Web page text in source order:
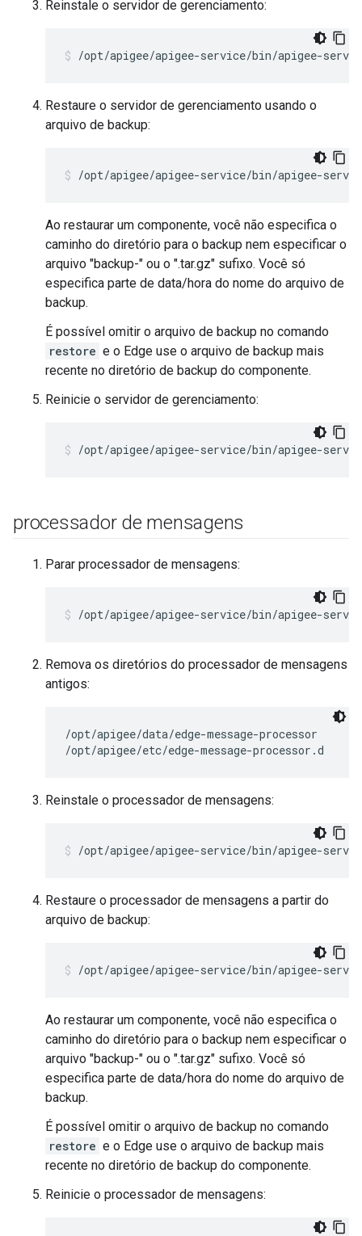
Reinstale o servidor de gerenciamento:
/opt/apigee/apigee-service/bin/apigee-
Restaure o servidor de gerenciamento usando o
arquivo de backup:
/opt/apigee/apigee-service/bin/apigee-
Ao restaurar um componente, você não especifica o
caminho do diretório para o backup nem especificar o
arquivo "backup-" ou o ".tar.gz" sufixo. Você só
especifica parte de data/hora do nome do arquivo de
backup.
É possível omitir o arquivo de backup no comando
restore e o Edge use o arquivo de backup mais
recente no diretório de backup do componente.
Reinicie o servidor de gerenciamento:
/opt/apigee/apigee-service/bin/apigee-
processador de mensagens
Parar processador de mensagens:
/opt/apigee/apigee-service/bin/apigee-
Remova os diretórios do processador de mensagens
antigos:
/opt/apigee/data/edge-message-processor
/opt/apigee/etc/edge-message-processor.d
Reinstale o processador de mensagens:
/opt/apigee/apigee-service/bin/apigee-
Restaure o processador de mensagens a partir do
arquivo de backup:
/opt/apigee/apigee-service/bin/apigee-
Ao restaurar um componente, você não especifica o
caminho do diretório para o backup nem especificar o
arquivo "backup-" ou o ".tar.gz" sufixo. Você só
especifica parte de data/hora do nome do arquivo de
backup.
É possível omitir o arquivo de backup no comando
restore e o Edge use o arquivo de backup mais
recente no diretório de backup do componente.
Reinicie o processador de mensagens: